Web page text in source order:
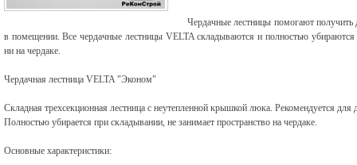
Чердачные лестницы помогают получить
в помещении. Все чердачные лестницы VELTA складываются и полностью
ни на чердаке.
Чердачная лестница VELTA "Эконом"
Складная трехсекционная лестница с неутепленной крышкой люка. Рекомендуется
Полностью убирается при складывании, не занимает пространство на чердаке.
Основные характеристики: